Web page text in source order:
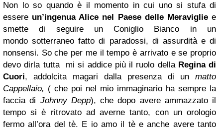
Non lo so quando è il momento in cui uno si stufa di
essere un’ingenua Alice nel Paese delle Meravigliee
smette di seguire un Coniglio Bianco in un
mondo sotterraneo fatto di paradossi, di assurdità e di
nonsensi. So che per me il tempo è arrivato e se proprio
devo dirla tutta mi si addice più il ruolo della Regina di
Cuori, addolcita magari dalla presenza di un matto
Cappellaio, ( che poi nel mio immaginario ha sempre la
faccia di Johnny Depp), che dopo avere ammazzato il
tempo si è ritrovato ad averne tanto, con un orologio
fermo all’ora del tè. E io amo il tè e anche avere tanto